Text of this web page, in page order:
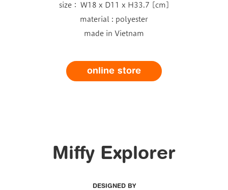
size： W18 x D11 x H33.7 [cm]
material : polyester
made in Vietnam
online store
Miffy Explorer
DESIGNED BY